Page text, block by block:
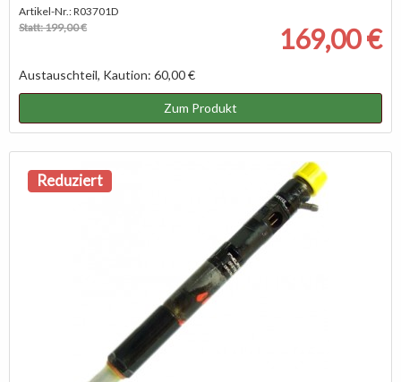
Artikel-Nr.: R03701D
Statt: 199,00 €
169,00 €
Austauschteil, Kaution: 60,00 €
Zum Produkt
Reduziert